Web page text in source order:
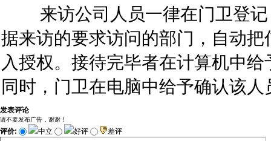
来访公司人员一律在门卫登记
据来访的要求访问的部门，自动
入授权。接待完毕者在计算机中
同时，门卫在电脑中给予确认该
发表评论
请不要发布广告，谢谢！
评价: 中立 好评 差评